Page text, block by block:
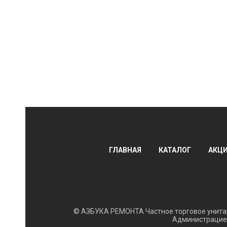
ГЛАВНАЯ КАТАЛОГ
© АЗБУКА РЕМОНТА Частное торговое